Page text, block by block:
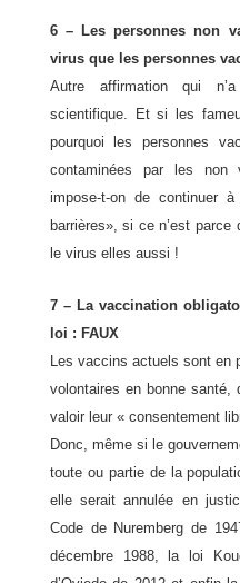
6 – Les personnes non
virus que les personnes
Autre affirmation qui
scientifique. Et si les
pourquoi les personnes
contaminées par les non
impose-t-on de continuer
barrières», si ce n’est parce
le virus elles aussi !
7 – La vaccination
loi : FAUX
Les vaccins actuels sont en
volontaires en bonne santé,
valoir leur « consentement
Donc, même si le
toute ou partie de la
elle serait annulée en
Code de Nuremberg de
décembre 1988, la loi